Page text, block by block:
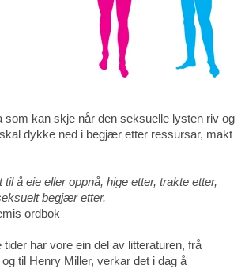
som kan skje når den seksuelle lysten riv og
dykke ned i begjær etter ressursar, makt
å eie eller oppnå, hige etter, trakte etter,
begjær etter.
ordbok
tider har vore ein del av litteraturen, frå
til Henry Miller, verkar det i dag å